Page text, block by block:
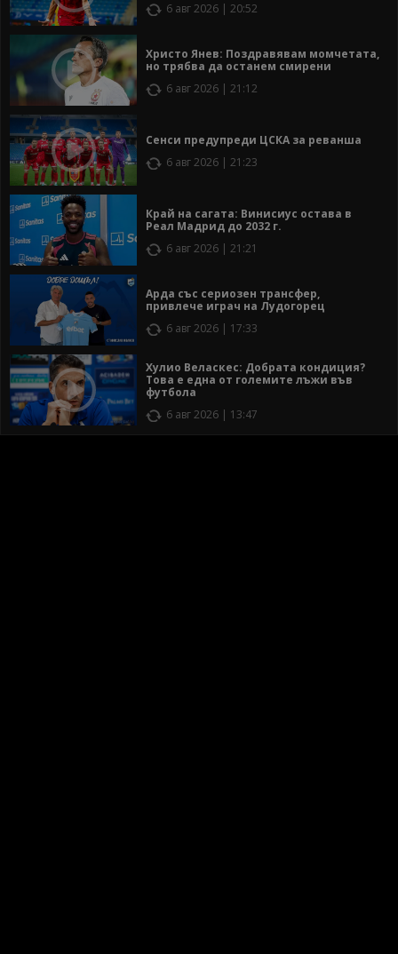
6 авг 2026 | 20:52
Христо Янев: Поздравявам момчетата,
но трябва да останем смирени
6 авг 2026 | 21:12
Сенси предупреди ЦСКА за реванша
6 авг 2026 | 21:23
Край на сагата: Винисиус остава в
Реал Мадрид до 2032 г.
6 авг 2026 | 21:21
Арда със сериозен трансфер,
привлече играч на Лудогорец
6 авг 2026 | 17:33
Хулио Веласкес: Добрата кондиция?
Това е една от големите лъжи във
футбола
6 авг 2026 | 13:47